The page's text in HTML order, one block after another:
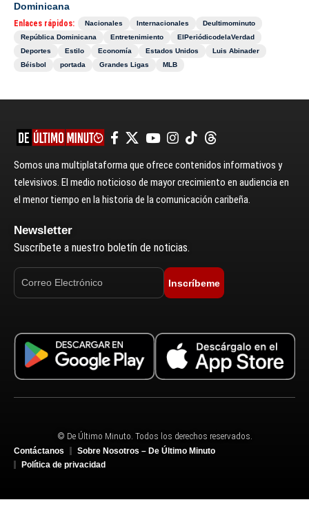
Dominicana
Enlaces rápidos: Nacionales Internacionales
Deultimominuto
República Dominicana
Entretenimiento
ElPeriódicodelaVerdad
Deportes
Estilo Economía Estados Unidos
Luis Abinader
Béisbol
portada Grandes Ligas MLB
Somos una multiplataforma que ofrece contenidos informativos y
televisivos. El medio noticioso de mayor crecimiento en audiencia en
el menor tiempo en la historia de la comunicación caribeña.
Newsletter
Suscríbete a nuestro boletín de noticias.
Inscríbeme
© De Último Minuto. Todos los derechos reservados.
Contáctanos
Sobre Nosotros – De Último Minuto
Política de privacidad